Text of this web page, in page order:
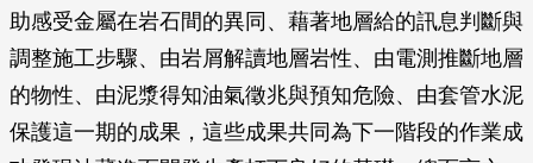
助感受金屬在岩石間的異同、藉著地層給的訊息判斷與
調整施工步驟、由岩屑解讀地層岩性、由電測推斷地層
的物性、由泥漿得知油氣徵兆與預知危險、由套管水泥
保護這一期的成果，這些成果共同為下一階段的作業成